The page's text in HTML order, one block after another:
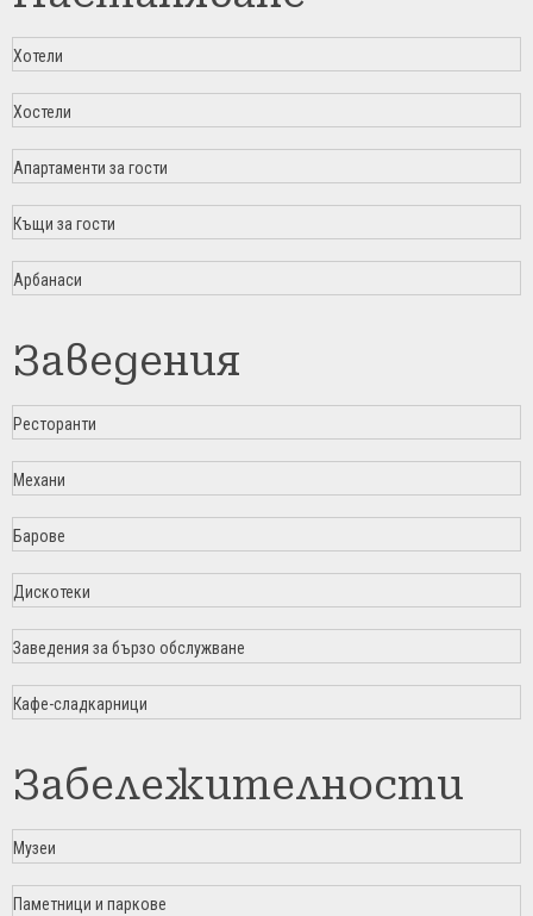
Хотели
Хостели
Апартаменти за гости
Къщи за гости
Арбанаси
Заведения
Ресторанти
Механи
Барове
Дискотеки
Заведения за бързо обслужване
Кафе-сладкарници
Забележителности
Музеи
Паметници и паркове